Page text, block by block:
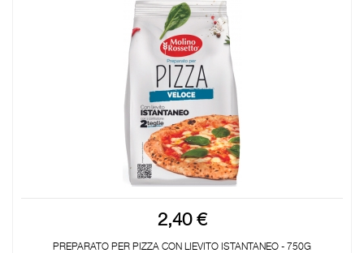
2,40 €
PREPARATO PER PIZZA CON LIEVITO ISTANTANEO - 750G